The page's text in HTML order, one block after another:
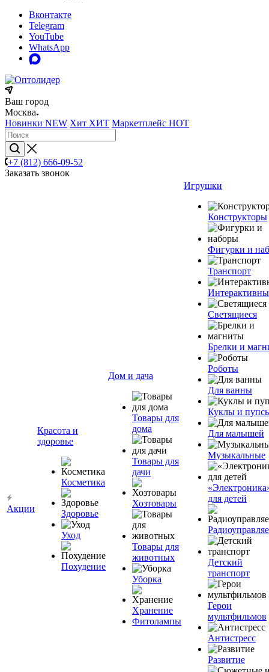
Вконтакте
Telegram
YouTube
WhatsApp
Ваш город
Москва
Новинки NEW Хит ХИТ Маркетплейс HOT
+7 (812) 666-09-52
Заказать звонок
Акции
Красота и
здоровье
Косметика
Здоровье
Уход
Похудение
Дом и дача
Товары для
дома
Товары для
дачи
Хозтовары
Товары для
животных
Уборка
Хранение
Фитолампы
Игрушки
Конструкторы
Фигурки и
Транспорт
Светящиеся
Брелки и
Роботы
Для ванны
Куклы и
Для малышей
Музыкальные
для детей
Детский
транспорт
Герои
мультфильмов
Антистресс
Развитие